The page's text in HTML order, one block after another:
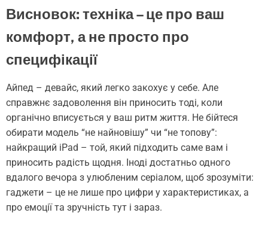
Висновок: техніка – це про ваш
комфорт, а не просто про
специфікації
Айпед – девайс, який легко закохує у себе. Але
справжнє задоволення він приносить тоді, коли
органічно вписується у ваш ритм життя. Не бійтеся
обирати модель “не найновішу” чи “не топову”:
найкращий iPad – той, який підходить саме вам і
приносить радість щодня. Іноді достатньо одного
вдалого вечора з улюбленим серіалом, щоб зрозуміти:
гаджети – це не лише про цифри у характеристиках, а
про емоції та зручність тут і зараз.